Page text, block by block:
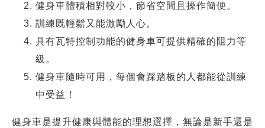
健身車體積相對較小，節省空間且操作簡便。
訓練既輕鬆又能激勵人心。
具有瓦特控制功能的健身車可提供精確的阻力等
級。
健身車隨時可用，每個會踩踏板的人都能從訓練
中受益！
健身車是提升健康與體能的理想選擇，無論是新手還是